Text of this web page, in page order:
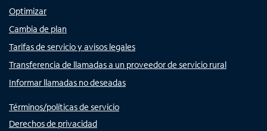
Optimizar
Cambia de plan
Tarifas de servicio y avisos legales
Transferencia de llamadas a un proveedor de servicio rural
Informar llamadas no deseadas
Términos/políticas de servicio
Derechos de privacidad